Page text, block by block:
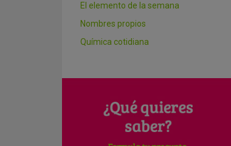
El elemento de la semana
Nombres propios
Química cotidiana